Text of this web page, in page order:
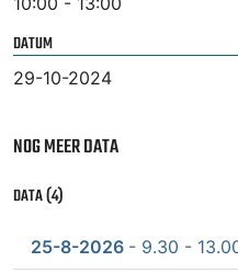
DATUM
29-10-2024
NOG MEER DATA
DATA (4)
25-8-2026 - 9.30 -